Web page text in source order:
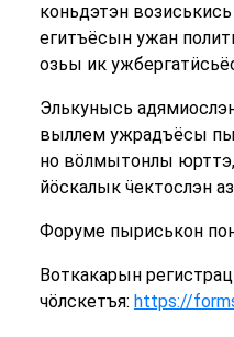
коньдэтэн
егитъёсын ужан
озьы ик
Элькунысь
выллем ужрадъёсы
но вӧлмытонлы
йӧскалык ӵектослэн
Форуме пыриськон
Воткакарын
чӧлскетъя: https://